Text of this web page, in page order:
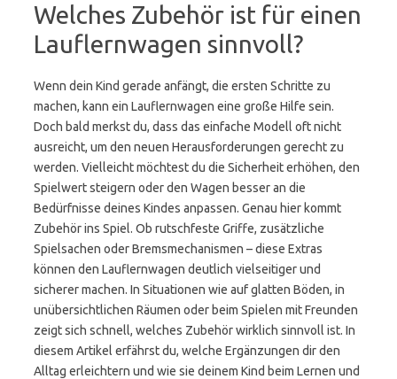
Welches Zubehör ist für einen
Lauflernwagen sinnvoll?
Wenn dein Kind gerade anfängt, die ersten Schritte zu
machen, kann ein Lauflernwagen eine große Hilfe sein.
Doch bald merkst du, dass das einfache Modell oft nicht
ausreicht, um den neuen Herausforderungen gerecht zu
werden. Vielleicht möchtest du die Sicherheit erhöhen, den
Spielwert steigern oder den Wagen besser an die
Bedürfnisse deines Kindes anpassen. Genau hier kommt
Zubehör ins Spiel. Ob rutschfeste Griffe, zusätzliche
Spielsachen oder Bremsmechanismen – diese Extras
können den Lauflernwagen deutlich vielseitiger und
sicherer machen. In Situationen wie auf glatten Böden, in
unübersichtlichen Räumen oder beim Spielen mit Freunden
zeigt sich schnell, welches Zubehör wirklich sinnvoll ist. In
diesem Artikel erfährst du, welche Ergänzungen dir den
Alltag erleichtern und wie sie deinem Kind beim Lernen und